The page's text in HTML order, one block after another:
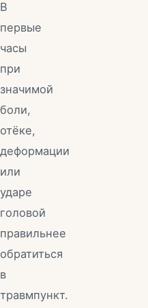
В
первые
часы
при
значимой
боли,
отёке,
деформации
или
ударе
головой
правильнее
обратиться
в
травмпункт.